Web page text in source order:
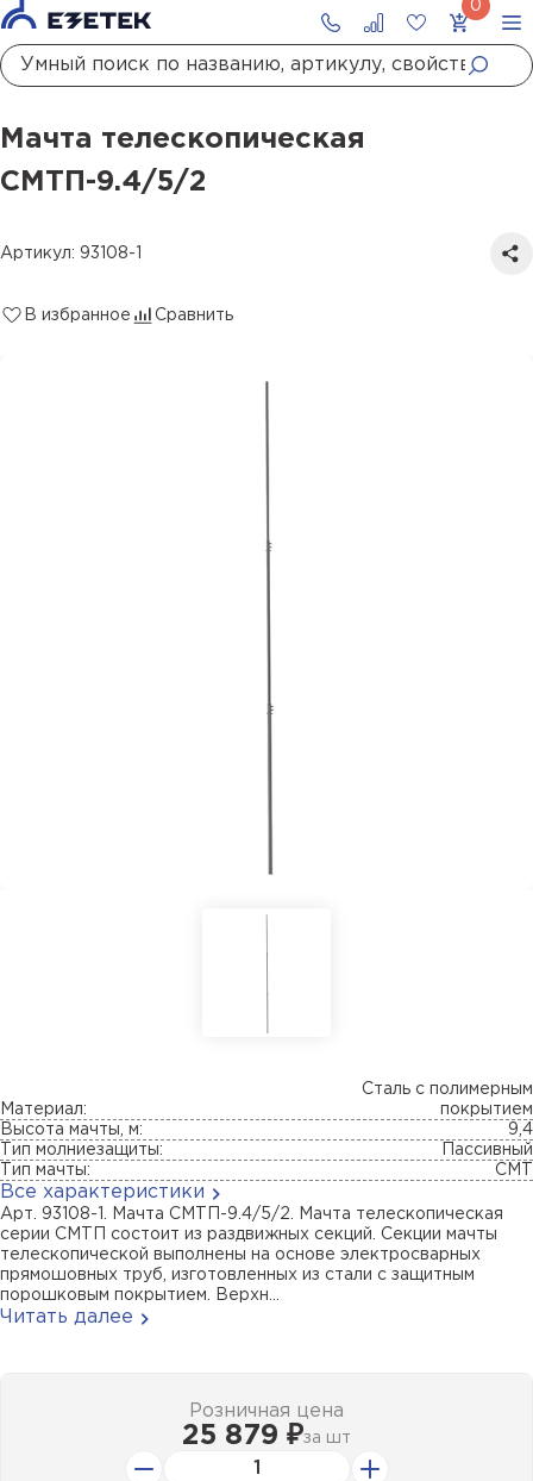
Стержневые молниеотводы и мачты молниеприемные
Мачта телескопическая СМТП-9.4/5/2
Мачта телескопическая
СМТП-9.4/5/2
Артикул: 93108-1
В избранное Сравнить
Материал:
Сталь с полимерным
покрытием
Высота мачты, м:
9,4
Тип молниезащиты:
Пассивный
Тип мачты:
СМТ
Все характеристики
Арт. 93108-1. Мачта СМТП-9.4/5/2. Мачта телескопическая
серии СМТП состоит из раздвижных секций. Секции мачты
телескопической выполнены на основе электросварных
прямошовных труб, изготовленных из стали с защитным
порошковым покрытием. Верхн...
Читать далее
Розничная цена
25 879 ₽за шт